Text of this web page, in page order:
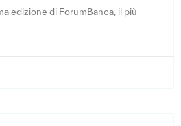
edizione di ForumBanca, il più